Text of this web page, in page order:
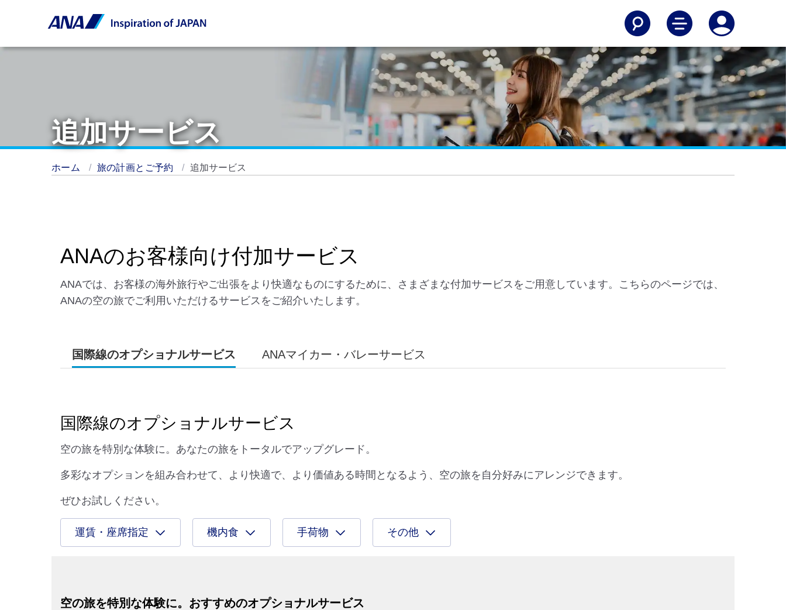
追加サービス
ホーム 旅の計画とご予約 追加サービス
ANAのお客様向け付加サービス
ANAでは、お客様の海外旅行やご出張をより快適なものにするために、さまざまな付加サービスをご用意しています。こちらのページでは、
ANAの空の旅でご利用いただけるサービスをご紹介いたします。
国際線のオプショナルサービス ANAマイカー・バレーサービス
国際線のオプショナルサービス
空の旅を特別な体験に。あなたの旅をトータルでアップグレード。
多彩なオプションを組み合わせて、より快適で、より価値ある時間となるよう、空の旅を自分好みにアレンジできます。
ぜひお試しください。
運賃・座席指定 機内食 手荷物 その他
空の旅を特別な体験に。おすすめのオプショナルサービス